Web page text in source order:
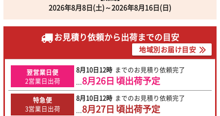
2026年8月8日(土)～2026年8月16日(日)
お見積り依頼から出荷までの目安
地域別お届け目安
翌営業日便
2営業日出荷
8月10日12時 までのお見積り依頼完了
...8月26日 頃出荷予定
特急便
3営業日出荷
8月10日12時 までのお見積り依頼完了
...8月27日 頃出荷予定